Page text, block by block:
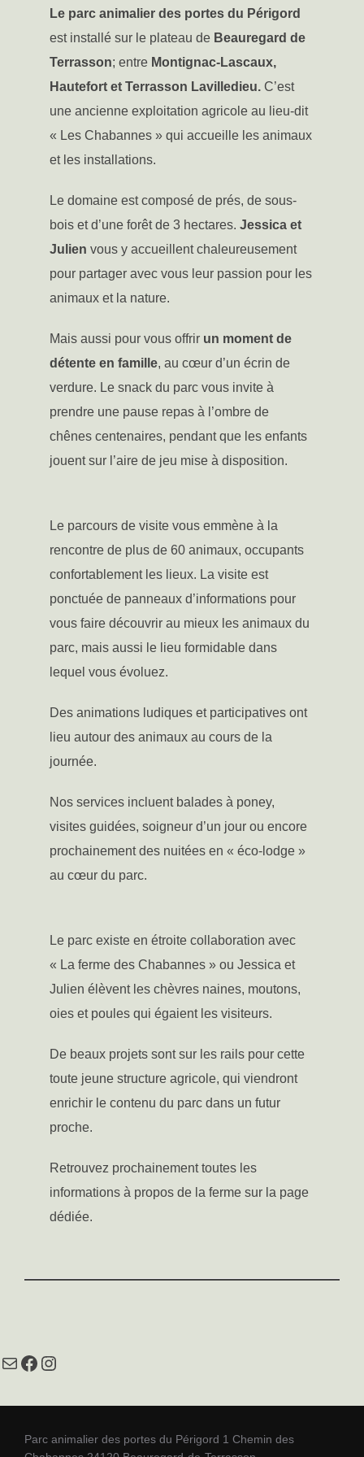
Le parc animalier des portes du Périgord
est installé sur le plateau de Beauregard de
Terrasson; entre Montignac-Lascaux,
Hautefort et Terrasson Lavilledieu. C’est
une ancienne exploitation agricole au lieu-dit
« Les Chabannes » qui accueille les animaux
et les installations.
Le domaine est composé de prés, de sous-
bois et d’une forêt de 3 hectares.Jessica et
Julien vous y accueillent chaleureusement
pour partager avec vous leur passion pour les
animaux et la nature.
Mais aussi pour vous offrir un moment de
détente en famille, au cœur d’un écrin de
verdure. Le snack du parc vous invite à
prendre une pause repas à l’ombre de
chênes centenaires, pendant que les enfants
jouent sur l’aire de jeu mise à disposition.
Le parcours de visite vous emmène à la
rencontre de plus de 60 animaux, occupants
confortablement les lieux. La visite est
ponctuée de panneaux d’informations pour
vous faire découvrir au mieux les animaux du
parc, mais aussi le lieu formidable dans
lequel vous évoluez.
Des animations ludiques et participatives ont
lieu autour des animaux au cours de la
journée.
Nos services incluent balades à poney,
visites guidées, soigneur d’un jour ou encore
prochainement des nuitées en « éco-lodge »
au cœur du parc.
Le parc existe en étroite collaboration avec
« La ferme des Chabannes » ou Jessica et
Julien élèvent les chèvres naines, moutons,
oies et poules qui égaient les visiteurs.
De beaux projets sont sur les rails pour cette
toute jeune structure agricole, qui viendront
enrichir le contenu du parc dans un futur
proche.
Retrouvez prochainement toutes les
informations à propos de la ferme sur la page
dédiée.
E-mailFacebook
Instagram
Parc animalier des portes du Périgord 1 Chemin des